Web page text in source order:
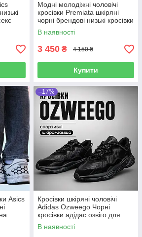
Модні молодіжні чоловічі
кросівки Premiata шкіряні
чорні брендові низькі кросівки
преміата для спорту та
відпочинку
В наявності
3 450 ₴ 4 150 ₴
Купити
Аsics
–17%
Кросівки шкіряні чоловічі
Adidas Ozweego Чорні
кросівки адідас озвіго для
відпочинку та спорта для
хлопця
В наявності